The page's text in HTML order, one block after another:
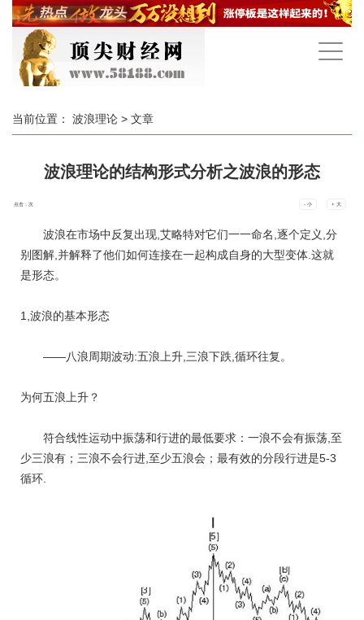
手
机
当前位置： 波浪理论 > 文章
波浪理论的结构形式分析之波浪的形态
点击：次 - 小 + 大
波浪在市场中反复出现,艾略特对它们一一命名,逐个定义,分
别图解,并解释了他们如何连接在一起构成自身的大型变体.这就
是形态。
1,波浪的基本形态
——八浪周期波动:五浪上升,三浪下跌,循环往复。
为何五浪上升？
符合线性运动中振荡和行进的最低要求：一浪不会有振荡,至
少三浪有；三浪不会行进,至少五浪会；最有效的分段行进是5-3
循环.